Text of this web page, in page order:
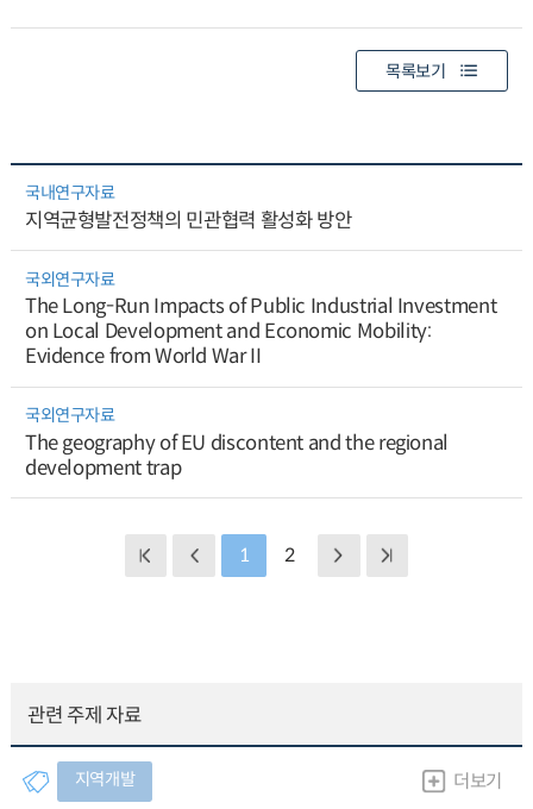
목록보기
국내연구자료
지역균형발전정책의 민관협력 활성화 방안
국외연구자료
The Long-Run Impacts of Public Industrial Investment
on Local Development and Economic Mobility:
Evidence from World War II
국외연구자료
The geography of EU discontent and the regional
development trap
1 2
관련 주제 자료
지역개발 더보기